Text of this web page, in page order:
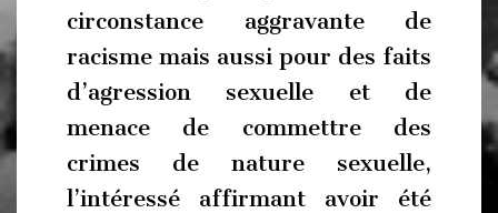
circonstance aggravante de
racisme mais aussi pour des faits
d’agression sexuelle et de
menace de commettre des
crimes de nature sexuelle,
l’intéressé affirmant avoir été